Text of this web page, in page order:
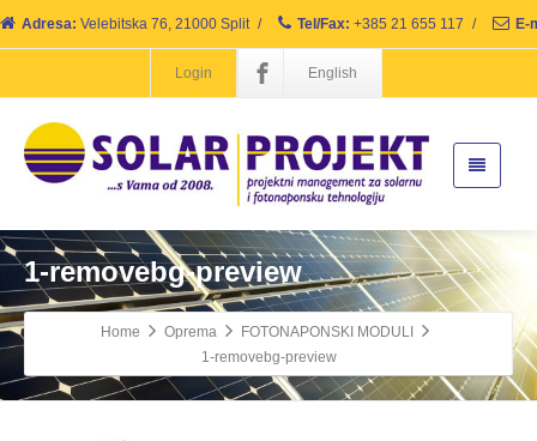
Adresa: Velebitska 76, 21000 Split / Tel/Fax: +385 21 655 117 / E-
Login English
1-removebg-preview
Home Oprema
FOTONAPONSKI MODULI
1-removebg-preview